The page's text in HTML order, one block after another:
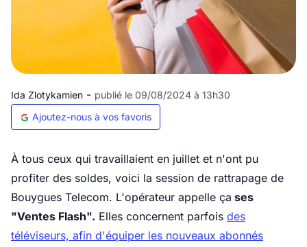
Ida Zlotykamien - publié le 09/08/2024 à 13h30
Ajoutez-nous à vos favoris
À tous ceux qui travaillaient en juillet et n'ont pu
profiter des soldes, voici la session de rattrapage de
Bouygues Telecom. L'opérateur appelle ça ses
"Ventes Flash". Elles concernent parfois des
téléviseurs, afin d'équiper les nouveaux abonnés